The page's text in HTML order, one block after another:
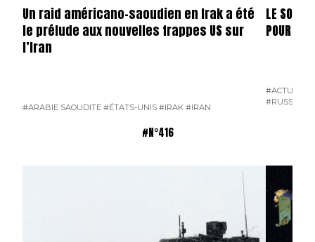
Un raid américano-saoudien en Irak a été
le prélude aux nouvelles frappes US sur
l’Iran
#ARABIE SAOUDITE #ÉTATS-UNIS #IRAK #IRAN
LE
POUR
#ACTUALITÉ
#RUSSIE
#N°416